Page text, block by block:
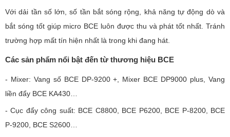
Với dải tần số lớn, số tần bắt sóng rộng, khả năng tự động dò và
bắt sóng tốt giúp micro BCE luôn được thu và phát tốt nhất. Tránh
trường hợp mất tín hiện nhất là trong khi đang hát.
Các sản phẩm nổi bật đến từ thương hiệu BCE
- Mixer: Vang số BCE DP-9200 +, Mixer BCE DP9000 plus, Vang
liền đẩy BCE KA430…
- Cục đẩy công suất: BCE C8800, BCE P6200, BCE P-8200, BCE
P-9200, BCE S2600…